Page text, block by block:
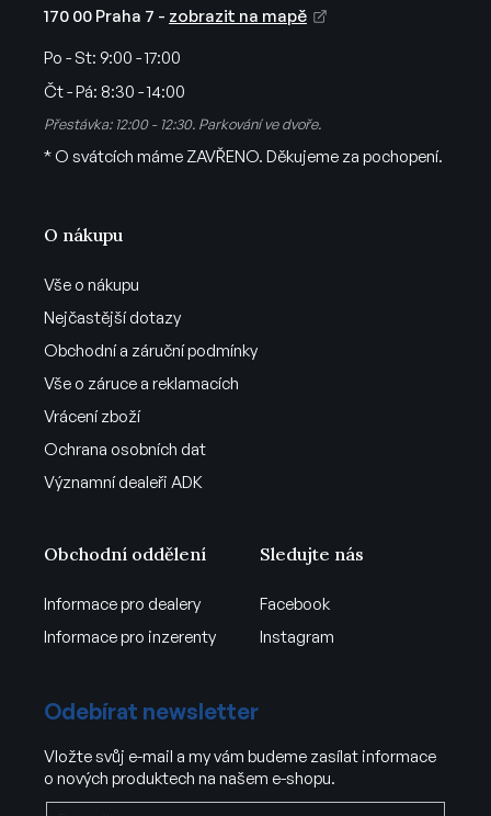
O nákupu
Vše o nákupu
Nejčastější dotazy
Obchodní a záruční podmínky
Vše o záruce a reklamacích
Vrácení zboží
Ochrana osobních dat
Významní dealeři ADK
170 00 Praha 7 - zobrazit na mapě
Po - St: 9:00 - 17:00
Čt - Pá: 8:30 - 14:00
Přestávka: 12:00 - 12:30. Parkování ve dvoře.
* O svátcích máme ZAVŘENO. Děkujeme za pochopení.
Obchodní oddělení
Informace pro dealery
Informace pro inzerenty
Sledujte nás
Facebook
Instagram
Odebírat newsletter
Vložte svůj e-mail a my vám budeme zasílat informace
o nových produktech na našem e-shopu.